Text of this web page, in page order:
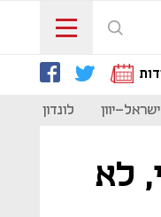
יוון לונדון 2023
לא